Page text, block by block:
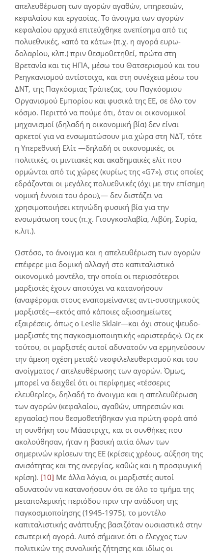
απελευθέρωση των αγορών αγαθών, υπηρεσιών,
κεφαλαίου και εργασίας. Το άνοιγμα των αγορών
κεφαλαίου αρχικά επιτεύχθηκε ανεπίσημα από τις
πολυεθνικές, «από τα κάτω» (π.χ. η αγορά ευρω-
δολαρίου, κλπ.) πριν θεσμοθετηθεί, πρώτα στη
Βρετανία και τις ΗΠΑ, μέσω του Θατσερισμού και του
Ρεηγκανισμού αντίστοιχα, και στη συνέχεια μέσω του
ΔΝΤ, της Παγκόσμιας Τράπεζας, του Παγκόσμιου
Οργανισμού Εμπορίου και φυσικά της ΕΕ, σε όλο τον
κόσμο. Περιττό να πούμε ότι, όταν οι οικονομικοί
μηχανισμοί (δηλαδή η οικονομική βία) δεν είναι
αρκετοί για να ενσωματώσουν μια χώρα στη ΝΔΤ, τότε
η Υπερεθνική Ελίτ —δηλαδή οι οικονομικές, οι
πολιτικές, οι μιντιακές και ακαδημαϊκές ελίτ που
ορμώνται από τις χώρες (κυρίως της «G7»), στις οποίες
εδράζονται οι μεγάλες πολυεθνικές (όχι με την επίσημη
νομική έννοια του όρου),— δεν διστάζει να
χρησιμοποιήσει κτηνώδη φυσική βία για την
ενσωμάτωση τους (π.χ. Γιουγκοσλαβία, Λιβύη, Συρία,
κ.λπ.).
Ωστόσο, το άνοιγμα και η απελευθέρωση των αγορών
επέφερε μια δομική αλλαγή στο καπιταλιστικό
οικονομικό μοντέλο, την οποία οι περισσότεροι
μαρξιστές έχουν αποτύχει να κατανοήσουν
(αναφέρομαι στους εναπομείναντες αντι-συστημικούς
μαρξιστές—εκτός από κάποιες αξιοσημείωτες
εξαιρέσεις, όπως ο Leslie Sklair—και όχι στους ψευδο-
μαρξιστές της παγκοσμιοποιητικής «αριστεράς»). Ως εκ
τούτου, οι μαρξιστές αυτοί αδυνατούν να ερμηνεύσουν
την άμεση σχέση μεταξύ νεοφιλελευθερισμού και του
ανοίγματος / απελευθέρωσης των αγορών. Όμως,
μπορεί να δειχθεί ότι οι περίφημες «τέσσερις
ελευθερίες», δηλαδή το άνοιγμα και η απελευθέρωση
των αγορών (κεφαλαίου, αγαθών, υπηρεσιών και
εργασίας) που θεσμοθετήθηκαν για πρώτη φορά από
τη συνθήκη του Μάαστριχτ, και οι συνθήκες που
ακολούθησαν, ήταν η βασική αιτία όλων των
σημερινών κρίσεων της ΕΕ (κρίσεις χρέους, αύξηση της
ανισότητας και της ανεργίας, καθώς και η προσφυγική
κρίση). [10] Με άλλα λόγια, οι μαρξιστές αυτοί
αδυνατούν να κατανοήσουν ότι σε όλο το τμήμα της
μεταπολεμικής περιόδου πριν την ανάδυση της
παγκοσμιοποίησης (1945-1975), το μοντέλο
καπιταλιστικής ανάπτυξης βασιζόταν ουσιαστικά στην
εσωτερική αγορά. Αυτό σήμαινε ότι ο έλεγχος των
πολιτικών της συνολικής ζήτησης και ιδίως οι